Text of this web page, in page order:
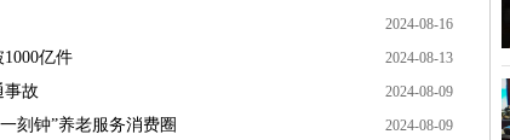
2024-08-16
亿件 2024-08-13
事故 2024-08-09
刻钟”养老服务消费圈 2024-08-09